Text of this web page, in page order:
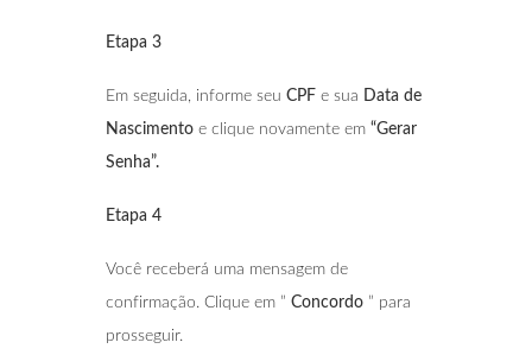
Etapa 3
Em seguida, informe seu CPF e sua Data de
Nascimento e clique novamente em “Gerar
Senha”.
Etapa 4
Você receberá uma mensagem de
confirmação. Clique em ” Concordo ” para
prosseguir.